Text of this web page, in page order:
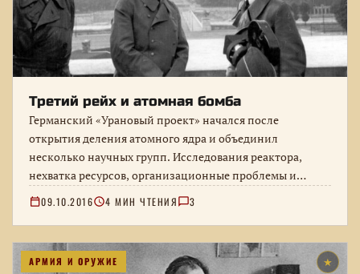
Третий рейх и атомная бомба
Германский «Урановый проект» начался после
открытия деления атомного ядра и объединил
несколько научных групп. Исследования реактора,
нехватка ресурсов, организационные проблемы и
причины, по которым Германия…
09.10.2016 4 МИН ЧТЕНИЯ 3
АРМИЯ И ОРУЖИЕ ★